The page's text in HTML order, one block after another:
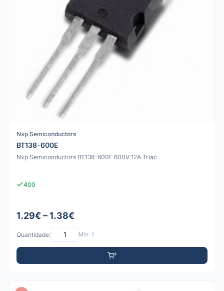
Nxp Semiconductors
BT138-600E
Nxp Semiconductors BT138-600E 600V 12A Triac
400
1.29€ – 1.38€
Quantidade: Mín: 1